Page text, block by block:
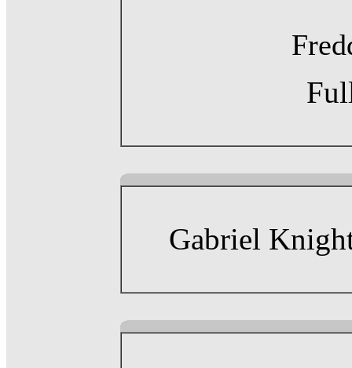
Gabriel